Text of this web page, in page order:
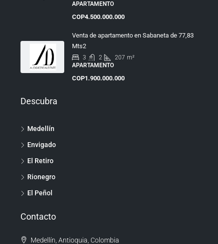
APARTAMENTO
COP4.500.000.000
Venta de apartamento en Sabaneta de 77,83
Mts2
3 2 207 m²
APARTAMENTO
COP1.900.000.000
Descubra
Medellín
Envigado
El Retiro
Rionegro
El Peñol
Contacto
Medellín, Antioquia, Colombia